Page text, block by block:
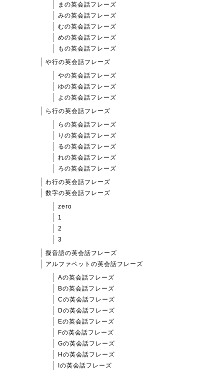
まの英会話フレーズ
みの英会話フレーズ
むの英会話フレーズ
めの英会話フレーズ
もの英会話フレーズ
や行の英会話フレーズ
やの英会話フレーズ
ゆの英会話フレーズ
よの英会話フレーズ
ら行の英会話フレーズ
らの英会話フレーズ
りの英会話フレーズ
るの英会話フレーズ
れの英会話フレーズ
ろの英会話フレーズ
わ行の英会話フレーズ
数字の英会話フレーズ
zero
1
2
3
擬音語の英会話フレーズ
アルファベットの英会話フレーズ
Aの英会話フレーズ
Bの英会話フレーズ
Cの英会話フレーズ
Dの英会話フレーズ
Eの英会話フレーズ
Fの英会話フレーズ
Gの英会話フレーズ
Hの英会話フレーズ
Iの英会話フレーズ